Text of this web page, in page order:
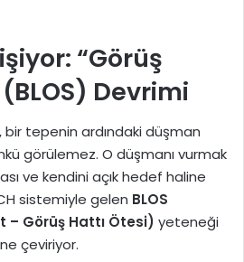
“Görüş
Devrimi
bir tepenin ardındaki düşman
görülemez. O düşmanı vurmak
ve kendini açık hedef haline
sistemiyle gelen BLOS
– Görüş Hattı Ötesi) yeteneği
çeviriyor.